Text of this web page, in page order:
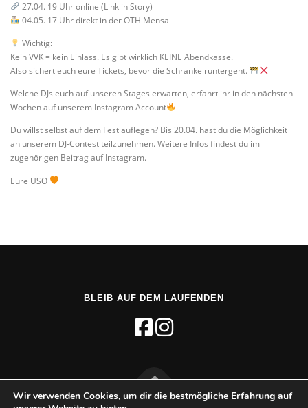
27.04. 19 Uhr online (Link in Story)
04.05. 17 Uhr direkt in der OTH Mensa
Wichtig:
Kein VVK = kein Einlass. Es gibt wirklich KEINE Abendkasse.
Also sichert euch eure Tickets, bevor die Schranke runtergeht.
Welche DJs euch auf unseren Stages erwarten, erfahrt ihr in den nächsten
Wochen auf unserem Instagram Account
Du willst selbst auf dem Fest auflegen? Bis 20.04. hast du die Möglichkeit
an unserem DJ-Contest teilzunehmen. Weitere Infos findest du im
zugehörigen Beitrag auf Instagram.
Eure USO
BLEIB AUF DEM LAUFENDEN
Wir verwenden Cookies, um dir die bestmögliche Erfahrung auf